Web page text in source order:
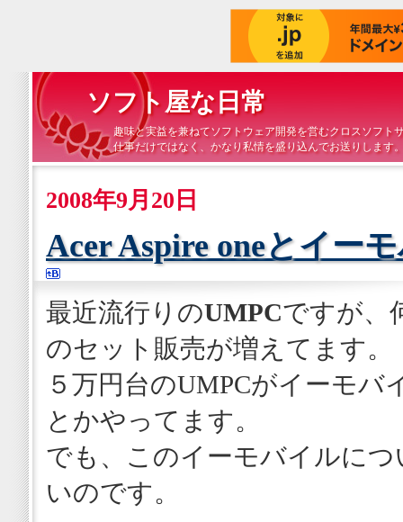
ソフト屋な日常
趣味と実益を兼ねてソフトウェア開発を営むクロスソフト
仕事だけではなく、かなり私情を盛り込んでお送りします
2008年9月20日
Acer Aspire oneとイー
最近流行りのUMPCですが、
のセット販売が増えてます。
５万円台のUMPCがイーモバ
とかやってます。
でも、このイーモバイルに
いのです。